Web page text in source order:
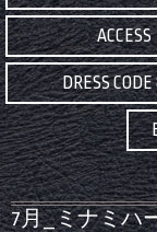
ACCESS
DRESS
7月_ミナミハ